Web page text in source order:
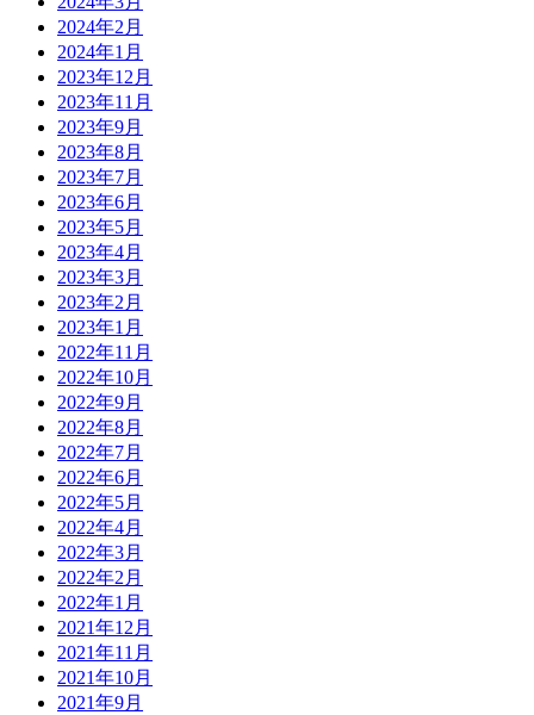
2024年2月
2024年1月
2023年12月
2023年11月
2023年9月
2023年8月
2023年7月
2023年6月
2023年5月
2023年4月
2023年3月
2023年2月
2023年1月
2022年11月
2022年10月
2022年9月
2022年8月
2022年7月
2022年6月
2022年5月
2022年4月
2022年3月
2022年2月
2022年1月
2021年12月
2021年11月
2021年10月
2021年9月